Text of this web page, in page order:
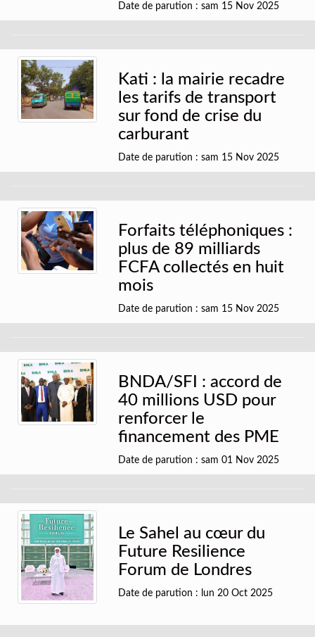
Date de parution : sam 15 Nov 2025
Kati : la mairie recadre
les tarifs de transport
sur fond de crise du
carburant
Date de parution : sam 15 Nov 2025
Forfaits téléphoniques :
plus de 89 milliards
FCFA collectés en huit
mois
Date de parution : sam 15 Nov 2025
BNDA/SFI : accord de
40 millions USD pour
renforcer le
financement des PME
Date de parution : sam 01 Nov 2025
Le Sahel au cœur du
Future Resilience
Forum de Londres
Date de parution : lun 20 Oct 2025